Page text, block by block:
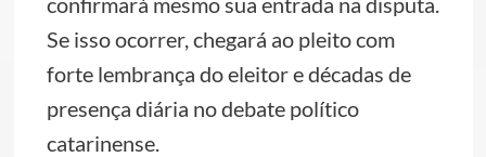
Se isso ocorrer, chegará ao pleito com
forte lembrança do eleitor e décadas de
presença diária no debate político
catarinense.